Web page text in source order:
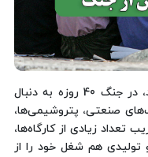
به گزارش سلامت نیوز به نقل از اعتماد، در جنگ 40 روزه به دنبال
صنعتی، پتروشیمی‌ها،
تعداد زیادی از کارگاه‌ها،
تولیدی هم شغل خود را از